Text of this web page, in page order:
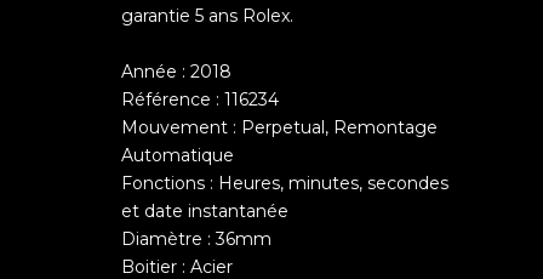
garantie 5 ans Rolex.
Année : 2018
Référence : 116234
Mouvement : Perpetual, Remontage
Automatique
Fonctions : Heures, minutes, secondes
et date instantanée
Diamètre : 36mm
Boitier : Acier